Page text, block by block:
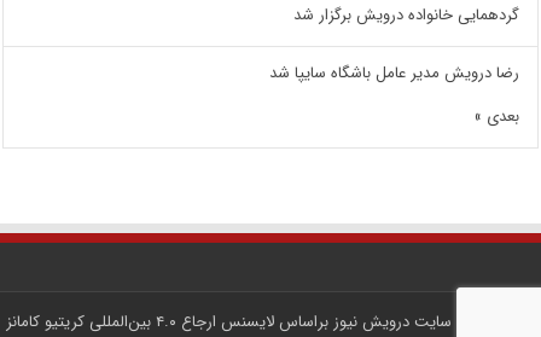
گردهمایی خانواده درویش برگزار شد
رضا درویش مدیر عامل باشگاه سایپا شد
بعدی »
کلیه محتوای سایتدرویش نیوز براساس لایسنس ارجاع ۴.۰ بین‌المللی کریتیو کامانز